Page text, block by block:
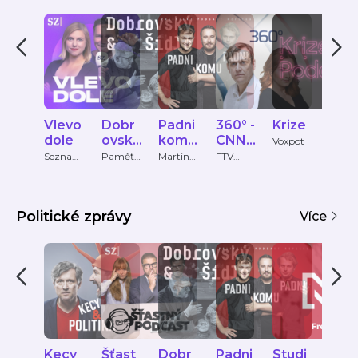
Vlevo
dole
Seznam
Dobr
ovský
&
Paměť
Padni
komu
padni
Martin
360° -
CNN
Prima
FTV
Krize
Voxpot
Politické zprávy Více
Kecy
Šťast
Dobr
Padni
Studi